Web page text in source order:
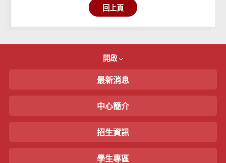
回上頁
開啟
最新消息
中心簡介
招生資訊
學生專區